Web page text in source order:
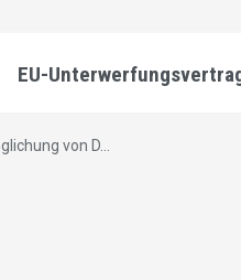
EU-
von D...